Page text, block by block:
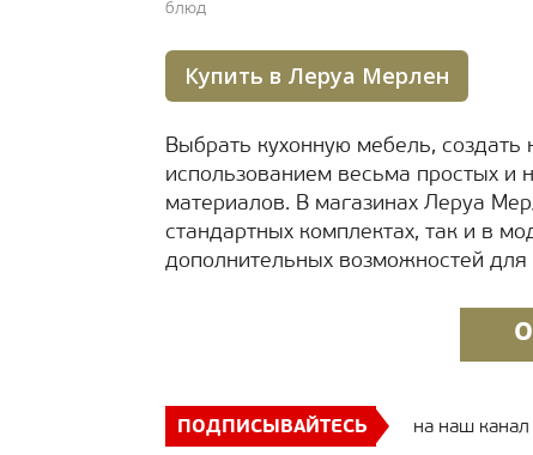
блюд
Купить в Леруа Мерлен
Выбрать кухонную мебель,
использованием весьма простых и
материалов. В магазинах Леруа
стандартных комплектах, так и в
дополнительных возможностей для
ПОДПИСЫВАЙТЕСЬ на наш канал